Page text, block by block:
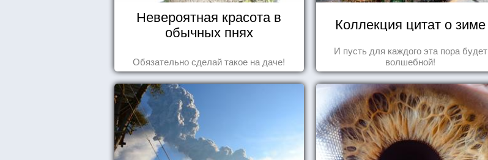
Невероятная красота в
обычных пнях
Обязательно сделай такое на даче!
Коллекция цитат о зиме
И пусть для каждого эта пора будет
волшебной!